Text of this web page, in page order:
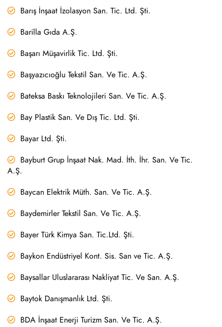
Barış İnşaat İzolasyon San. Tic. Ltd. Şti.
Barilla Gıda A.Ş.
Başarı Müşavirlik Tic. Ltd. Şti.
Başyazıcıoğlu Tekstil San. Ve Tic. A.Ş.
Bateksa Baskı Teknolojileri San. Ve Tic. A.Ş.
Bay Plastik San. Ve Dış Tic. Ltd. Şti.
Bayar Ltd. Şti.
Bayburt Grup İnşaat Nak. Mad. İth. İhr. San. Ve Tic.
A.Ş.
Baycan Elektrik Müth. San. Ve Tic. A.Ş.
Baydemirler Tekstil San. Ve Tic. A.Ş.
Bayer Türk Kimya San. Tic.Ltd. Şti.
Baykon Endüstriyel Kont. Sis. San ve Tic. A.Ş.
Baysallar Uluslararası Nakliyat Tic. Ve San. A.Ş.
Baytok Danışmanlık Ltd. Şti.
BDA İnşaat Enerji Turizm San. Ve Tic. A.Ş.